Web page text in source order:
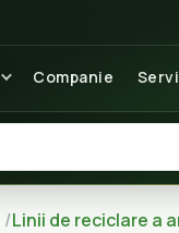
Companie
Linii de reciclare a